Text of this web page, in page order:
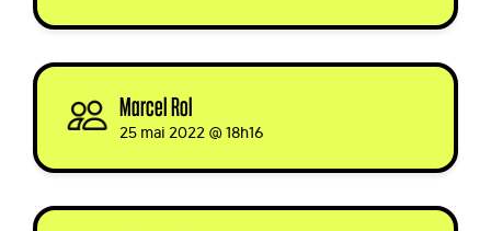
Marcel Rol
25 mai 2022 @ 18h16